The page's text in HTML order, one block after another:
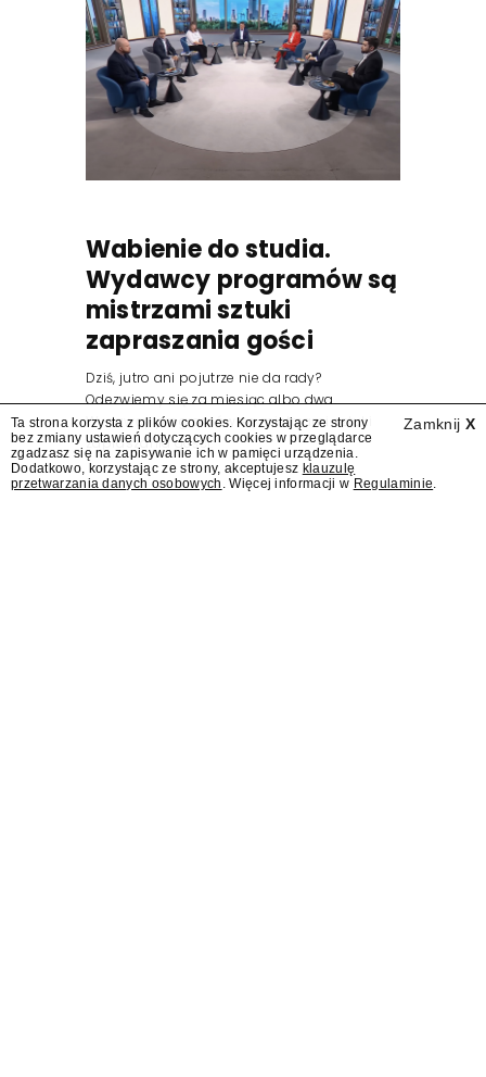
Wabienie do studia.
Wydawcy programów są
mistrzami sztuki
zapraszania gości
Dziś, jutro ani pojutrze nie da rady?
Odezwiemy się za miesiąc albo dwa.
Wydawcy programów są mistrzami sztuki
zapraszania gości.
Zamknij X
Ta strona korzysta z plików cookies. Korzystając ze strony
bez zmiany ustawień dotyczących cookies w przeglądarce
zgadzasz się na zapisywanie ich w pamięci urządzenia.
Dodatkowo, korzystając ze strony, akceptujesz klauzulę
przetwarzania danych osobowych . Więcej informacji w Regulaminie.